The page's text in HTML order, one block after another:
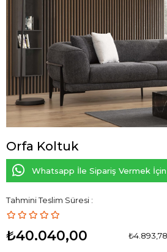
Orfa Koltuk
Whatsapp İle Sipariş Vermek İçin
Tahmini Teslim Süresi :
₺40.040,00 ₺4.893,78